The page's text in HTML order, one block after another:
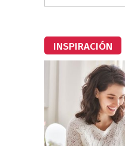
INSPIRACIÓN